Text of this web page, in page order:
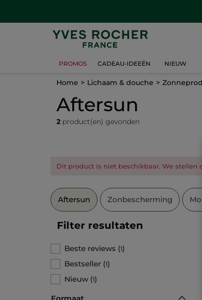
PROMOS CADEAU-IDEEËN NIEUW
Home Lichaam & douche
Aftersun
2 product(en) gevonden
Dit product is niet beschikbaar. We stellen
Aftersun Zonbescherming
Filter resultaten
Beste reviews (1)
Bestseller (1)
Nieuw (1)